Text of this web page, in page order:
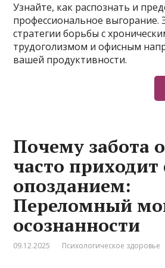
Узнайте, как распознать и
профессиональное выгорание.
стратегии борьбы с
трудоголизмом и офисным
вашей продуктивности.
Почему забота
часто приходит
опозданием:
Переломный
осознанности
09.12.2025 Психологическое здоровье